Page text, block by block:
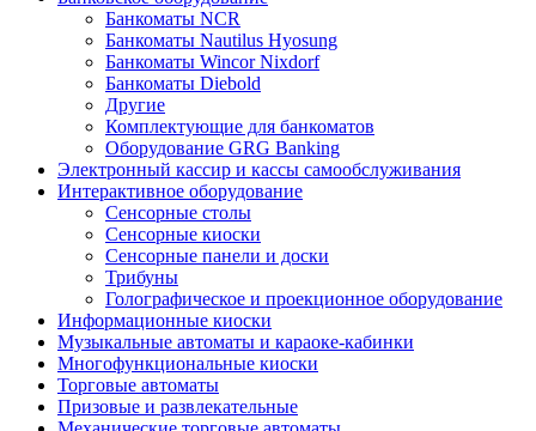
Банкоматы NCR
Банкоматы Nautilus Hyosung
Банкоматы Wincor Nixdorf
Банкоматы Diebold
Другие
Комплектующие для банкоматов
Оборудование GRG Banking
Электронный кассир и кассы самообслуживания
Интерактивное оборудование
Сенсорные столы
Сенсорные киоски
Сенсорные панели и доски
Трибуны
Голографическое и проекционное оборудование
Информационные киоски
Музыкальные автоматы и караоке-кабинки
Многофункциональные киоски
Торговые автоматы
Призовые и развлекательные